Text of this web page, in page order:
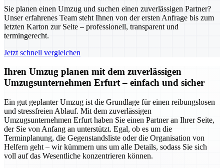
Sie planen einen Umzug und suchen einen zuverlässigen Partner?
Unser erfahrenes Team steht Ihnen von der ersten Anfrage bis zum
letzten Karton zur Seite – professionell, transparent und
termingerecht.
Jetzt schnell vergleichen
Ihren Umzug planen mit dem zuverlässigen
Umzugsunternehmen Erfurt – einfach und sicher
Ein gut geplanter Umzug ist die Grundlage für einen reibungslosen
und stressfreien Ablauf. Mit dem zuverlässigen
Umzugsunternehmen Erfurt haben Sie einen Partner an Ihrer Seite,
der Sie von Anfang an unterstützt. Egal, ob es um die
Terminplanung, die Gegenstandsliste oder die Organisation von
Helfern geht – wir kümmern uns um alle Details, sodass Sie sich
voll auf das Wesentliche konzentrieren können.